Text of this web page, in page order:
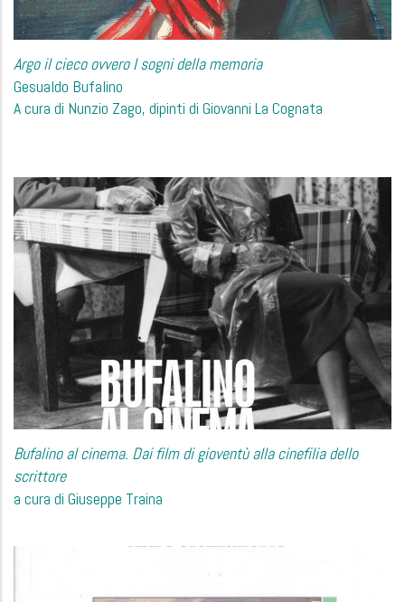
Argo il cieco ovvero I sogni della memoria
Gesualdo Bufalino
A cura di Nunzio Zago, dipinti di Giovanni La Cognata
Bufalino al cinema. Dai film di gioventù alla cinefilia dello
scrittore
a cura di Giuseppe Traina